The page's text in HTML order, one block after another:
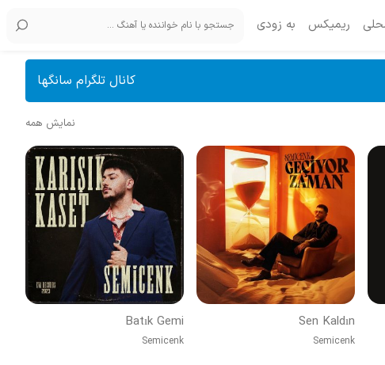
ریمیکس به زودی
کانال تلگرام سانگها
نمایش همه
Sen Kaldın
Semicenk
Batık Gemi
Semicenk